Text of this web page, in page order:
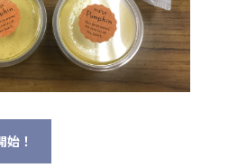
！